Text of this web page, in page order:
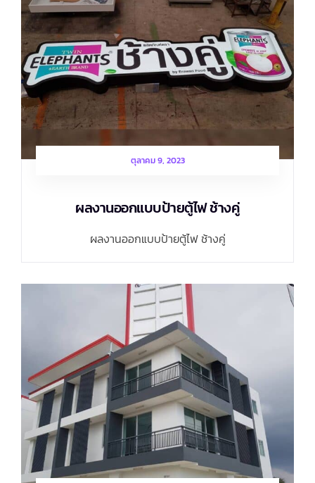
ตุลาคม 9, 2023
ผลงานออกแบบป้ายตู้ไฟ ช้างคู่
ผลงานออกแบบป้ายตู้ไฟ ช้างคู่